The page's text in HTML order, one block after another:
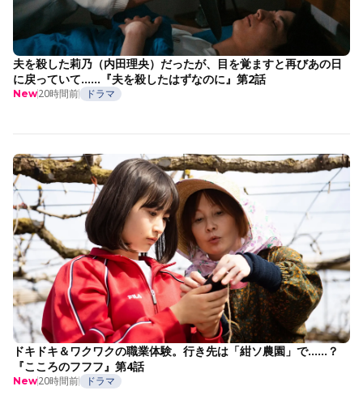
夫を殺した莉乃（内田理央）だったが、目を覚ますと再びあの日
に戻っていて……『夫を殺したはずなのに』第2話
New20時間前 ドラマ
ドキドキ＆ワクワクの職業体験。行き先は「紺ソ農園」で……？
『こころのフフフ』第4話
New20時間前 ドラマ